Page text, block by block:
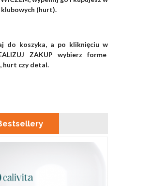
klubowych (hurt).
do koszyka, a po kliknięciu w
ZAKUP wybierz forme
hurt czy detal.